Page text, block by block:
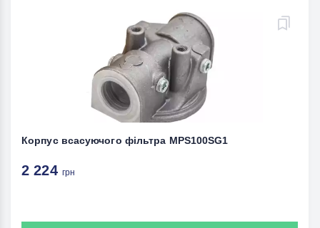
Корпус всасуючого фільтра MPS100SG1
2 224 грн